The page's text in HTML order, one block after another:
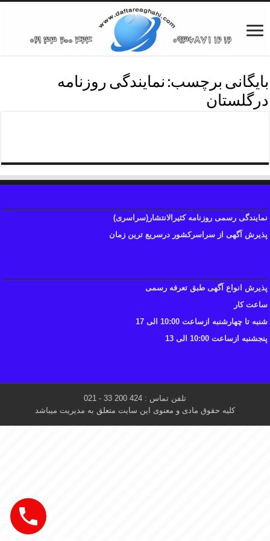
بایگانی برچسب: نمایندگی روزنامه
درگلستان
نمایندگی رسمی روزنامه کثیرالانتشار(سراسری)
پذیرش آگهی از سراسرکشور درسریع ترین زمان
پذیرش انواع آگهی طبق تعرفه رسمی
ساعت کار
شنبه تا چهارشنبه ازساعت 10:00 الی 17
پنجشنبه ازساعت 10:00 الی 13
تلفن تماس : 424 200 33 - 021
کلیه حقوق مادی و معنوی این سایت متعلق به مدیریت میباشد